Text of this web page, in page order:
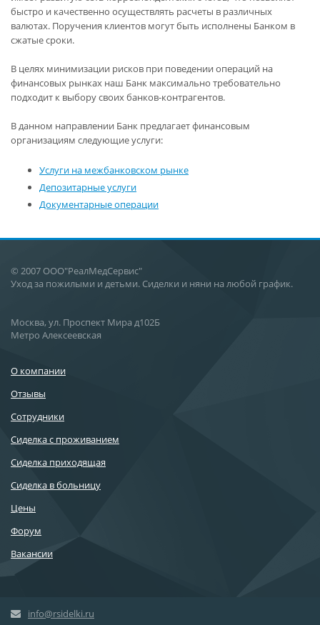
быстро и качественно осуществлять расчеты в различных
валютах. Поручения клиентов могут быть исполнены Банком в
сжатые сроки.
В целях минимизации рисков при поведении операций на
финансовых рынках наш Банк максимально требовательно
подходит к выбору своих банков-контрагентов.
В данном направлении Банк предлагает финансовым
организациям следующие услуги:
Услуги на межбанковском рынке
Депозитарные услуги
Документарные операции
© 2007 ООО"РеалМедСервис"
Уход за пожилыми и детьми. Сиделки и няни на любой график.
Москва, ул. Проспект Мира д102Б
Метро Алексеевская
О компании
Отзывы
Сотрудники
Сиделка с проживанием
Сиделка приходящая
Сиделка в больницу
Цены
Форум
Вакансии
info@rsidelki.ru